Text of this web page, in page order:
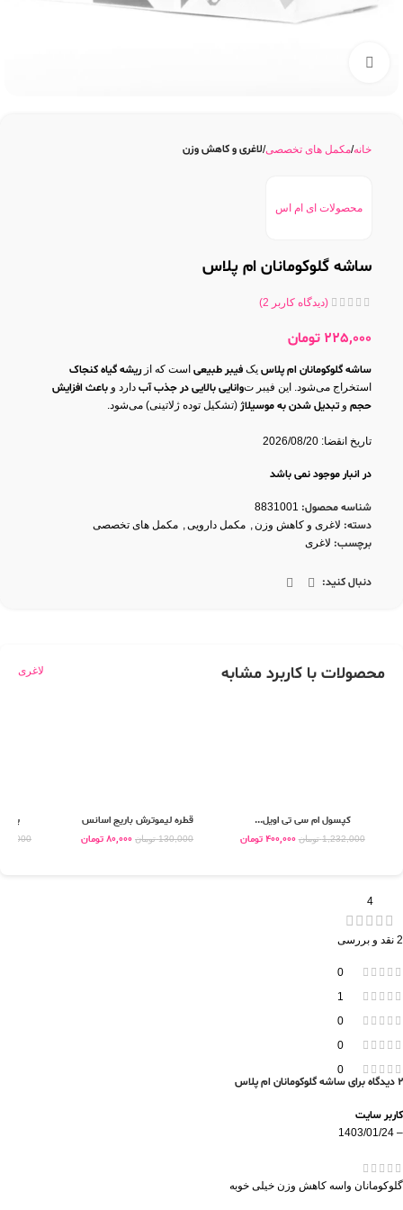
خانه مکمل های تخصصی لاغری و کاهش وزن
محصولات ای ام اس
ساشه گلوکومانان ام پلاس
(دیدگاه کاربر 2
)
225,000 تومان
ساشه گلوکومانان ام پلاس یک فیبر طبیعی است که از ریشه گیاه کنجاک
استخراج می‌شود. این فیبر توانایی بالایی در جذب آب دارد و باعث افزایش
حجم و تبدیل شدن به موسیلاژ (تشکیل توده ژلاتینی) می‌شود.
تاریخ انقضا: 2026/08/20
در انبار موجود نمی باشد
شناسه محصول: 8831001
دسته: لاغری و کاهش وزن, مکمل دارویی, مکمل های تخصصی
برچسب: لاغری
دنبال کنید:
محصولات با کاربرد مشابه لاغری
کپسول ام سی تی اویل...
1,232,000 تومان 400,000 تومان
قطره لیموترش باریج اسانس
130,000 تومان 80,000 تومان
پودر
4
2 نقد و بررسی
0
1
0
0
0
2 دیدگاه برای ساشه گلوکومانان ام پلاس
کاربر سایت
–
1403/01/24
گلوکومانان واسه کاهش وزن خیلی خوبه